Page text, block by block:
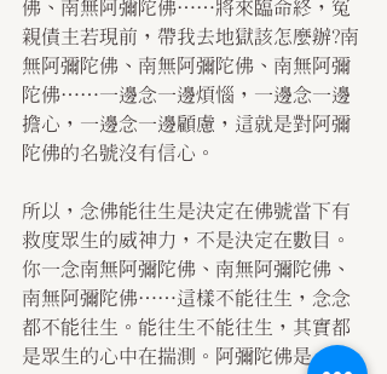
佛、南無阿彌陀佛……將來臨命終，冤
親債主若現前，帶我去地獄該怎麼辦?南
無阿彌陀佛、南無阿彌陀佛、南無阿彌
陀佛……一邊念一邊煩惱，一邊念一邊
擔心，一邊念一邊顧慮，這就是對阿彌
陀佛的名號沒有信心。
所以，念佛能往生是決定在佛號當下有
救度眾生的威神力，不是決定在數目。
你一念南無阿彌陀佛、南無阿彌陀佛、
南無阿彌陀佛……這樣不能往生，念念
都不能往生。能往生不能往生，其實都
是眾生的心中在揣測。阿彌陀佛是，只